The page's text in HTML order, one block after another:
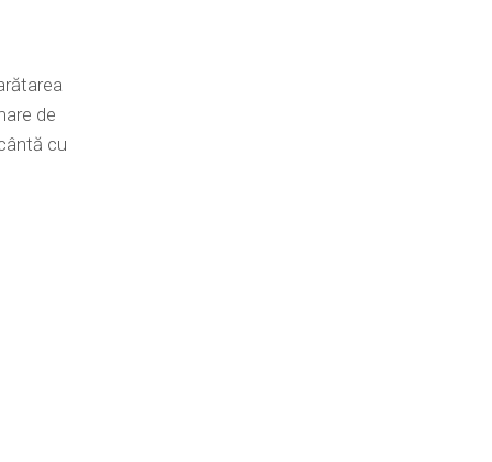
de
cu